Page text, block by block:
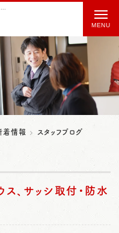
熊本で平屋ならC.デザイン株式会社のスタッフブログをご紹介
着情報 スタッフブログ
、サッシ取付・防水
t
o
g
g
l
e
i
a